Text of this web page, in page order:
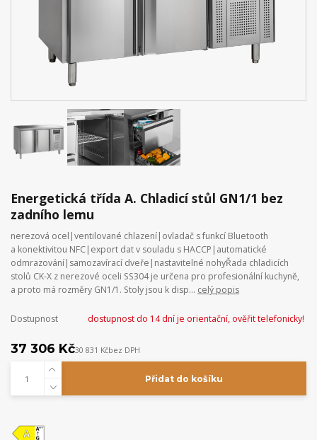
Energetická třída A. Chladicí stůl GN1/1 bez
zadního lemu
nerezová ocel|ventilované chlazení|ovladač s funkcí Bluetooth
a konektivitou NFC|export dat v souladu s HACCP|automatické
odmrazování|samozavírací dveře|nastavitelné nohyŘada chladicích
stolů CK-X z nerezové oceli SS304 je určena pro profesionální kuchyně,
a proto má rozměry GN1/1. Stoly jsou k disp... celý popis
Dostupnost dostupnost do 14 dní je orientační, ověřit telefonicky!
37 306 Kč30 831 Kčbez DPH
Přidat do košíku